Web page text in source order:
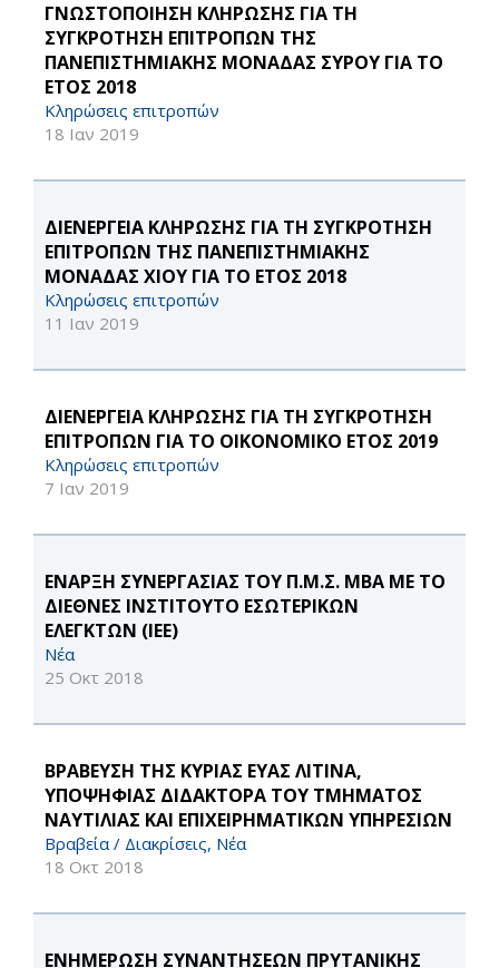
ΓΝΩΣΤΟΠΟΙΗΣΗ ΚΛΗΡΩΣΗΣ ΓΙΑ ΤΗ
ΣΥΓΚΡΟΤΗΣΗ ΕΠΙΤΡΟΠΩΝ ΤΗΣ
ΠΑΝΕΠΙΣΤΗΜΙΑΚΗΣ ΜΟΝΑΔΑΣ ΣΥΡΟΥ ΓΙΑ ΤΟ
ΕΤΟΣ 2018
Κληρώσεις επιτροπών
18 Ιαν 2019
ΔΙΕΝΕΡΓΕΙΑ ΚΛΗΡΩΣΗΣ ΓΙΑ ΤΗ ΣΥΓΚΡΟΤΗΣΗ
ΕΠΙΤΡΟΠΩΝ ΤΗΣ ΠΑΝΕΠΙΣΤΗΜΙΑΚΗΣ
ΜΟΝΑΔΑΣ ΧΙΟΥ ΓΙΑ ΤΟ ΕΤΟΣ 2018
Κληρώσεις επιτροπών
11 Ιαν 2019
ΔΙΕΝΕΡΓΕΙΑ ΚΛΗΡΩΣΗΣ ΓΙΑ ΤΗ ΣΥΓΚΡΟΤΗΣΗ
ΕΠΙΤΡΟΠΩΝ ΓΙΑ ΤΟ ΟΙΚΟΝΟΜΙΚΟ ΕΤΟΣ 2019
Κληρώσεις επιτροπών
7 Ιαν 2019
ΕΝΑΡΞΗ ΣΥΝΕΡΓΑΣΙΑΣ ΤΟΥ Π.Μ.Σ. ΜΒΑ ΜΕ ΤΟ
ΔΙΕΘΝΕΣ ΙΝΣΤΙΤΟΥΤΟ ΕΣΩΤΕΡΙΚΩΝ
ΕΛΕΓΚΤΩΝ (ΙΕΕ)
Νέα
25 Οκτ 2018
ΒΡΑΒΕΥΣΗ ΤΗΣ ΚΥΡΙΑΣ ΕΥΑΣ ΛΙΤΙΝΑ,
ΥΠΟΨΗΦΙΑΣ ΔΙΔΑΚΤΟΡΑ ΤΟΥ ΤΜΗΜΑΤΟΣ
ΝΑΥΤΙΛΙΑΣ ΚΑΙ ΕΠΙΧΕΙΡΗΜΑΤΙΚΩΝ ΥΠΗΡΕΣΙΩΝ
Βραβεία / Διακρίσεις, Νέα
18 Οκτ 2018
ΕΝΗΜΕΡΩΣΗ ΣΥΝΑΝΤΗΣΕΩΝ ΠΡΥΤΑΝΙΚΗΣ